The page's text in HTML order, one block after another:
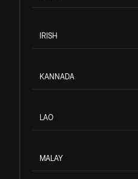
IRISH
KANNADA
LAO
MALAY